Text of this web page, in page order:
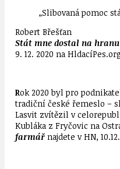
„Slibovaná pomoc
Robert Břešťan
Stát mne dostal na
9. 12. 2020 na
Rok 2020 byl pro
tradiční české řemeslo –
Lasvit zvítězil v
Kubláka z Fryčovic na
farmář najdete v HN,